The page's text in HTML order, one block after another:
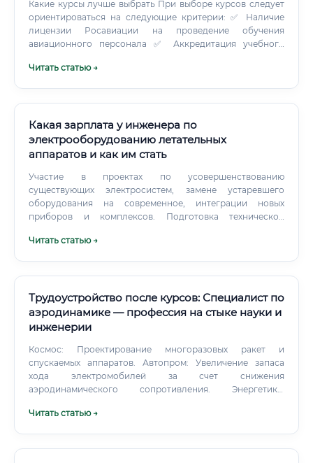
Какие курсы лучше выбрать При выборе курсов следует
ориентироваться на следующие критерии: ✅ Наличие
лицензии Росавиации на проведение обучения
авиационного персонала ✅ Аккредитация учебного
Наличие тренажёрной базы — учебных двигателей,
соответствия стандартам EASA (для возможности работы
в международных структурах) Ведущие учебные
организации России Сколько зарабатывают выпускники
курсов и как быстро окупится обучение 💡 Выпускники
курсов профессиональной переподготовки (6–12
месяцев) при наличии смежного технического
образования выходят на рынок труда со стартовым
доходом 50 000 – 70 000 рублей в месяц. Расчёт
000 рублей и приросте дохода 30 000 рублей/месяц
Читать статью →
Какая зарплата у инженера по
электрооборудованию летательных
аппаратов и как им стать
Участие в проектах по усовершенствованию
существующих электросистем, замене устаревшего
оборудования на современное, интеграции новых
приборов и комплексов. Подготовка технической
сертификатов летной годности от авиационных властей
Читать статью →
Трудоустройство после курсов: Специалист по
аэродинамике — профессия на стыке науки и
инженерии
Космос: Проектирование многоразовых ракет и
спускаемых аппаратов. Автопром: Увеличение запаса
хода электромобилей за счет снижения
аэродинамического сопротивления. Энергетика:
ветряных турбин.
Читать статью →